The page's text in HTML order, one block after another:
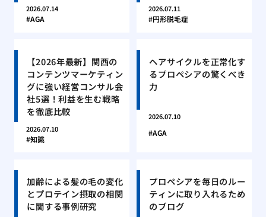
2026.07.14
AGA
2026.07.11
円形脱毛症
【2026年最新】関西の
コンテンツマーケティン
グに強い経営コンサル会
社5選！利益を生む戦略
を徹底比較
2026.07.10
知識
ヘアサイクルを正常化す
るプロペシアの驚くべき
力
2026.07.10
AGA
加齢による髪の毛の変化
とプロテイン摂取の相関
に関する事例研究
プロペシアを毎日のルー
ティンに取り入れるため
のブログ